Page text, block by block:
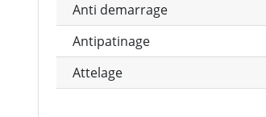
Anti demarrage
Antipatinage
Attelage